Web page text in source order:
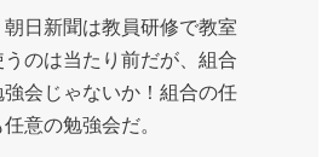
日新聞は教員研修で教室
のは当たり前だが、組合
会じゃないか！組合の任
意の勉強会だ。